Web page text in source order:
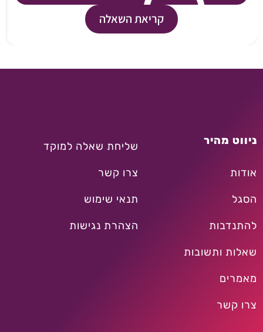
קריאת השאלה
ניווט מהיר
אודות
הסגל
להתנדבות
שאלות ותשובות
מאמרים
צרו קשר
שליחת שאלה למוקד
צרו קשר
תנאי שימוש
הצהרת נגישות